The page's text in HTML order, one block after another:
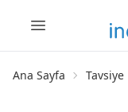
Ana Sayfa Tavsiye